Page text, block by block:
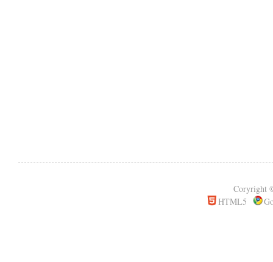
Coryright
HTML5